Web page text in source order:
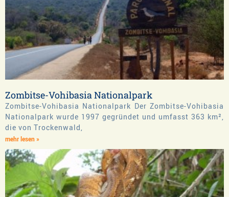
Zombitse-Vohibasia Nationalpark
Zombitse-Vohibasia Nationalpark Der Zombitse-Vohibasia
Nationalpark wurde 1997 gegründet und umfasst 363 km²,
die von Trockenwald,
mehr lesen »